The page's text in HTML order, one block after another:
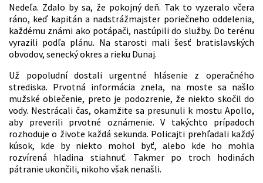
Nedeľa. Zdalo by sa, že pokojný deň. Tak to vyzeralo včera
ráno, keď kapitán a nadstrážmajster poriečneho oddelenia,
každému známi ako potápači, nastúpili do služby. Do terénu
vyrazili podľa plánu. Na starosti mali šesť bratislavských
obvodov, senecký okres a rieku Dunaj.
Už popoludní dostali urgentné hlásenie z operačného
strediska. Prvotná informácia znela, na moste sa našlo
mužské oblečenie, preto je podozrenie, že niekto skočil do
vody. Nestrácali čas, okamžite sa presunuli k mostu Apollo,
aby preverili prvotné oznámenie. V takýchto prípadoch
rozhoduje o živote každá sekunda. Policajti prehľadali každý
kúsok, kde by niekto mohol byť, alebo kde ho mohla
rozvírená hladina stiahnuť. Takmer po troch hodinách
pátranie ukončili, nikoho však nenašli.